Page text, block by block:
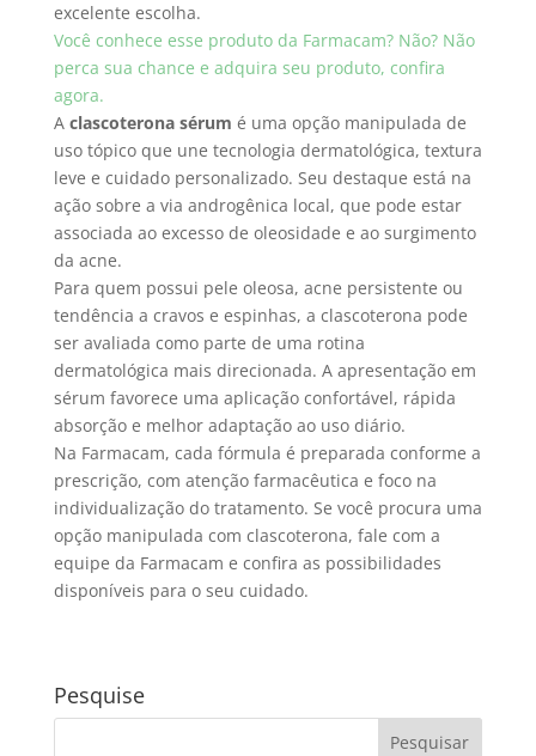
excelente escolha.
Você conhece esse produto da Farmacam? Não? Não
perca sua chance e adquira seu produto, confira
agora.
A clascoterona sérum é uma opção manipulada de
uso tópico que une tecnologia dermatológica, textura
leve e cuidado personalizado. Seu destaque está na
ação sobre a via androgênica local, que pode estar
associada ao excesso de oleosidade e ao surgimento
da acne.
Para quem possui pele oleosa, acne persistente ou
tendência a cravos e espinhas, a clascoterona pode
ser avaliada como parte de uma rotina
dermatológica mais direcionada. A apresentação em
sérum favorece uma aplicação confortável, rápida
absorção e melhor adaptação ao uso diário.
Na Farmacam, cada fórmula é preparada conforme a
prescrição, com atenção farmacêutica e foco na
individualização do tratamento. Se você procura uma
opção manipulada com clascoterona, fale com a
equipe da Farmacam e confira as possibilidades
disponíveis para o seu cuidado.
Pesquise